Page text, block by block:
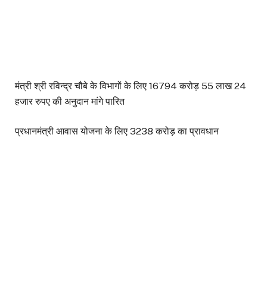
मंत्री श्री रविन्द्र चौबे के विभागों के लिए 16794 करोड़ 55 लाख 24
हजार रुपए की अनुदान मांगे पारित
प्रधानमंत्री आवास योजना के लिए 3238 करोड़ का प्रावधान